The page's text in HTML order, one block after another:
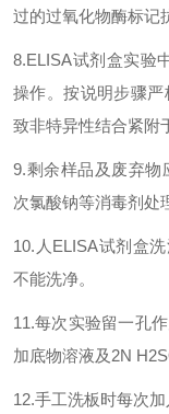
过的过氧化物酶标记
8.ELISA试剂盒实验
操作。按说明步骤严
致非特异性结合紧附
9.剩余样品及废弃物
次氯酸钠等消毒剂处
10. 人 ELISA试剂盒
不能洗净。
11.每次实验留一孔
加底物溶液及 2N
12.手工洗板时每次